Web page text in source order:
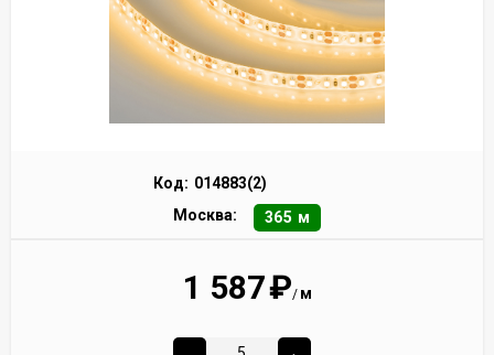
Код: 014883(2)
Москва:
365 м
1 587₽/ м